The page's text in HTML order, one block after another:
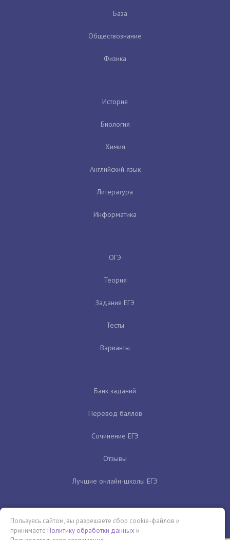
База
Обществознание
Физика
История
Биология
Химия
Английский язык
Литература
Информатика
ОГЭ
Теория
Задания ЕГЭ
Тесты
Варианты
Банк заданий
Перевод баллов
Сочинение ЕГЭ
Отзывы
Лучшие онлайн-школы ЕГЭ
Пользуясь сайтом, вы разрешаете сбор cookie-файлов и
принимаете Политику обработки данных и